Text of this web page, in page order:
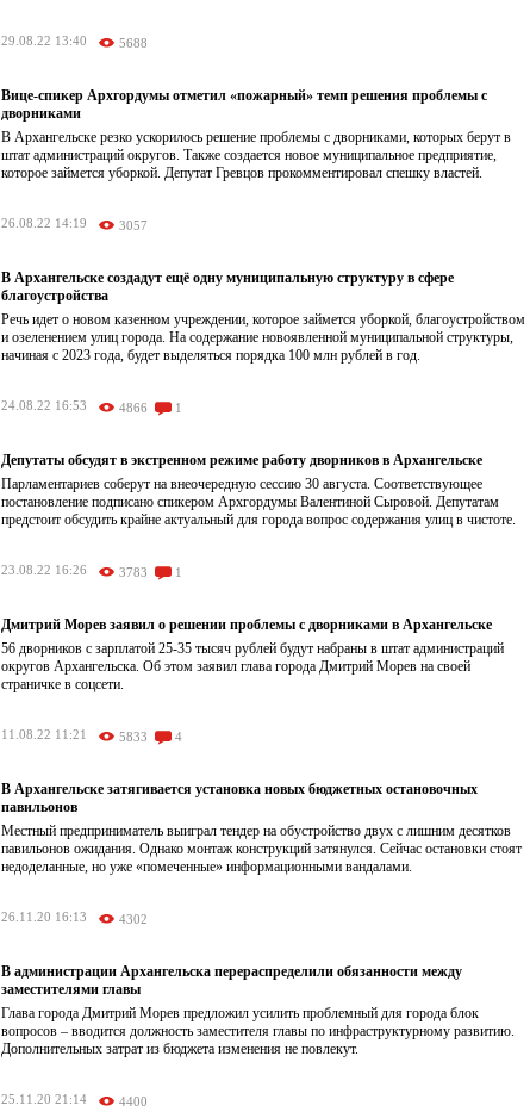
29.08.22 13:40 5688
Вице-спикер Архгордумы отметил «пожарный» темп решения проблемы с
дворниками
В Архангельске резко ускорилось решение проблемы с дворниками, которых берут в
штат администраций округов. Также создается новое муниципальное предприятие,
которое займется уборкой. Депутат Гревцов прокомментировал спешку властей.
26.08.22 14:19 3057
В Архангельске создадут ещё одну муниципальную структуру в сфере
благоустройства
Речь идет о новом казенном учреждении, которое займется уборкой, благоустройством
и озеленением улиц города. На содержание новоявленной муниципальной структуры,
начиная с 2023 года, будет выделяться порядка 100 млн рублей в год.
24.08.22 16:53 4866 1
Депутаты обсудят в экстренном режиме работу дворников в Архангельске
Парламентариев соберут на внеочередную сессию 30 августа. Соответствующее
постановление подписано спикером Архгордумы Валентиной Сыровой. Депутатам
предстоит обсудить крайне актуальный для города вопрос содержания улиц в чистоте.
23.08.22 16:26 3783 1
Дмитрий Морев заявил о решении проблемы с дворниками в Архангельске
56 дворников с зарплатой 25-35 тысяч рублей будут набраны в штат администраций
округов Архангельска. Об этом заявил глава города Дмитрий Морев на своей
страничке в соцсети.
11.08.22 11:21 5833 4
В Архангельске затягивается установка новых бюджетных остановочных
павильонов
Местный предприниматель выиграл тендер на обустройство двух с лишним десятков
павильонов ожидания. Однако монтаж конструкций затянулся. Сейчас остановки стоят
недоделанные, но уже «помеченные» информационными вандалами.
26.11.20 16:13 4302
В администрации Архангельска перераспределили обязанности между
заместителями главы
Глава города Дмитрий Морев предложил усилить проблемный для города блок
вопросов – вводится должность заместителя главы по инфраструктурному развитию.
Дополнительных затрат из бюджета изменения не повлекут.
25.11.20 21:14 4400